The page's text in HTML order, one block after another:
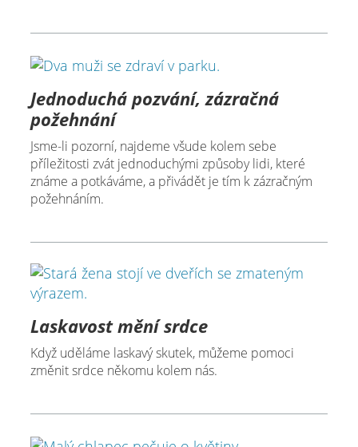
Jednoduchá pozvání, zázračná
požehnání
Jsme-li pozorní, najdeme všude kolem sebe
příležitosti zvát jednoduchými způsoby lidi, které
známe a potkáváme, a přivádět je tím k zázračným
požehnáním.
Laskavost mění srdce
Když uděláme laskavý skutek, můžeme pomoci
změnit srdce někomu kolem nás.